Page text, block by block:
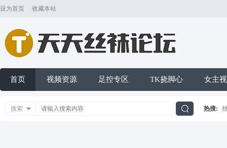
设为首页 收藏本站
首页 视频资源 足控专区 TK挠脚心 女主
搜索 热搜: